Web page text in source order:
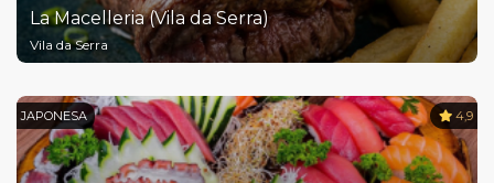
La Macelleria (Vila da Serra)
Vila da Serra
JAPONESA 4,9